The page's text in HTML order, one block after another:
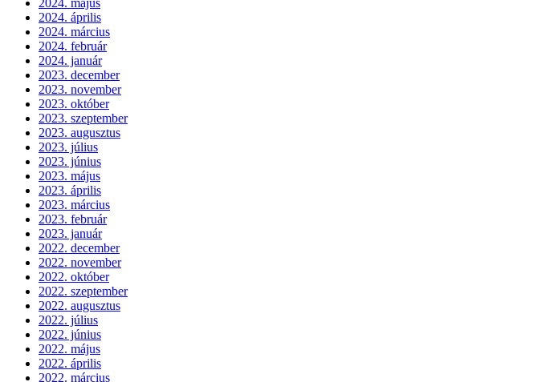
2024. május
2024. április
2024. március
2024. február
2024. január
2023. december
2023. november
2023. október
2023. szeptember
2023. augusztus
2023. július
2023. június
2023. május
2023. április
2023. március
2023. február
2023. január
2022. december
2022. november
2022. október
2022. szeptember
2022. augusztus
2022. július
2022. június
2022. május
2022. április
2022. március